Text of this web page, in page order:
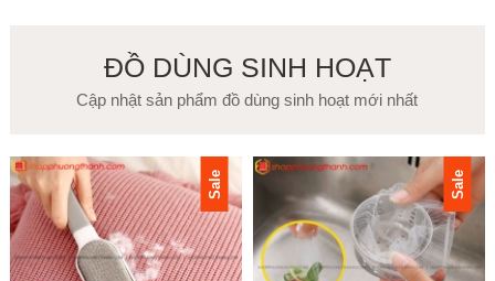
ĐỒ DÙNG SINH HOẠT
Cập nhật sản phẩm đồ dùng sinh hoạt mới nhất
Sale Sale